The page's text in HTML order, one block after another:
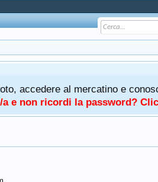
accedere al mercatino e
e non ricordi la password?